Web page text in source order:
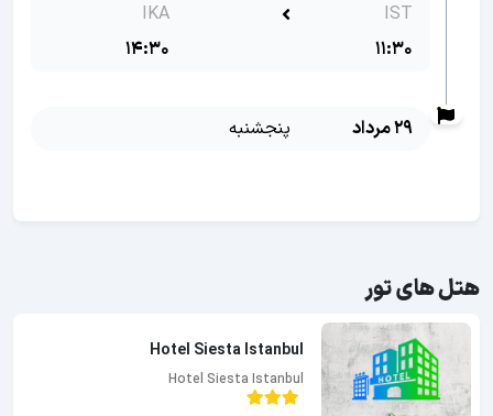
IST
11:30
IKA
14:30
29 مرداد پنجشنبه
هتل های تور
Hotel Siesta Istanbul
Hotel Siesta Istanbul